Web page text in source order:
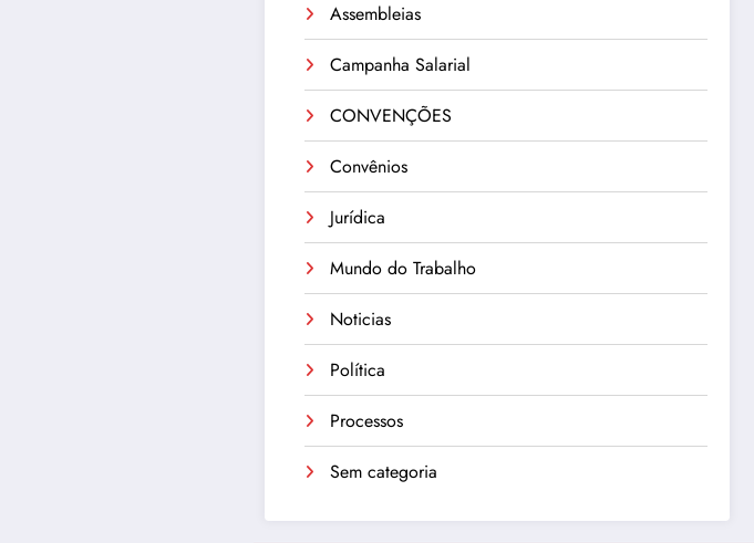
Assembleias
Campanha Salarial
CONVENÇÕES
Convênios
Jurídica
Mundo do Trabalho
Noticias
Política
Processos
Sem categoria